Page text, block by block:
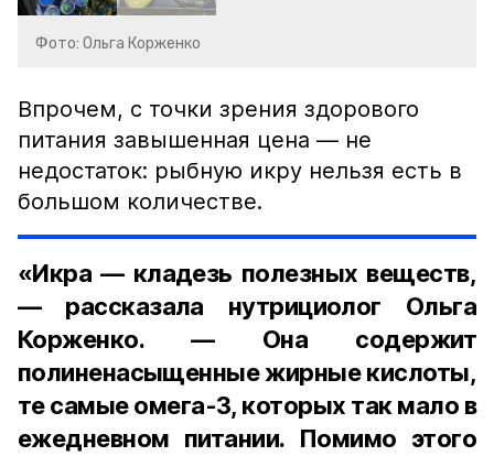
Фото: Ольга Корженко
Впрочем, с точки зрения здорового
питания завышенная цена — не
недостаток: рыбную икру нельзя есть в
большом количестве.
«Икра — кладезь полезных веществ,
— рассказала нутрициолог Ольга
Корженко. — Она содержит
полиненасыщенные жирные кислоты,
те самые омега-3, которых так мало в
ежедневном питании. Помимо этого